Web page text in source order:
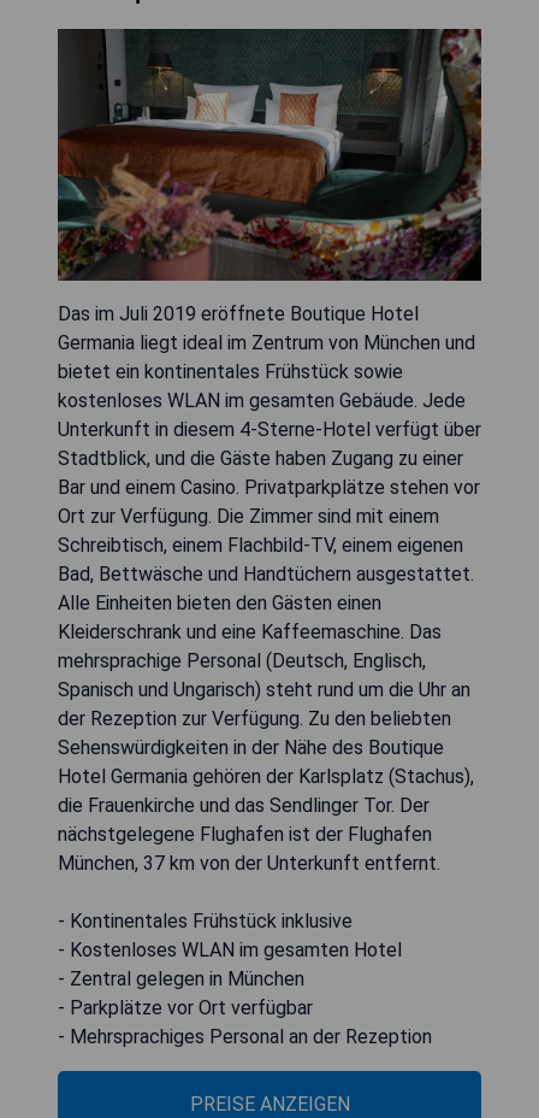
Das im Juli 2019 eröffnete Boutique Hotel
Germania liegt ideal im Zentrum von München und
bietet ein kontinentales Frühstück sowie
kostenloses WLAN im gesamten Gebäude. Jede
Unterkunft in diesem 4-Sterne-Hotel verfügt über
Stadtblick, und die Gäste haben Zugang zu einer
Bar und einem Casino. Privatparkplätze stehen vor
Ort zur Verfügung. Die Zimmer sind mit einem
Schreibtisch, einem Flachbild-TV, einem eigenen
Bad, Bettwäsche und Handtüchern ausgestattet.
Alle Einheiten bieten den Gästen einen
Kleiderschrank und eine Kaffeemaschine. Das
mehrsprachige Personal (Deutsch, Englisch,
Spanisch und Ungarisch) steht rund um die Uhr an
der Rezeption zur Verfügung. Zu den beliebten
Sehenswürdigkeiten in der Nähe des Boutique
Hotel Germania gehören der Karlsplatz (Stachus),
die Frauenkirche und das Sendlinger Tor. Der
nächstgelegene Flughafen ist der Flughafen
München, 37 km von der Unterkunft entfernt.
- Kontinentales Frühstück inklusive
- Kostenloses WLAN im gesamten Hotel
- Zentral gelegen in München
- Parkplätze vor Ort verfügbar
- Mehrsprachiges Personal an der Rezeption
PREISE ANZEIGEN